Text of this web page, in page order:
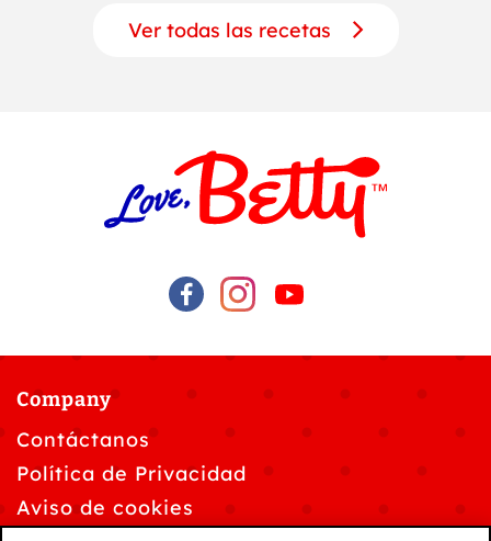
Ver todas las recetas
Company
Contáctanos
Política de Privacidad
Aviso de cookies